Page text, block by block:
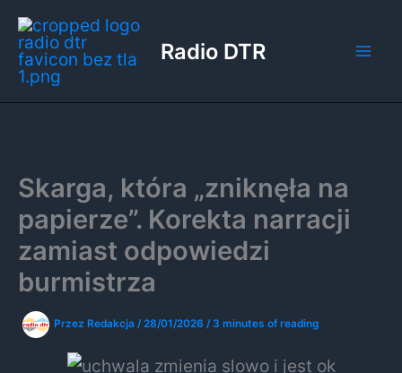
Przejdź
do
treści
Radio DTR
Skarga, która „zniknęła na
papierze”. Korekta narracji
zamiast odpowiedzi
burmistrza
Przez Redakcja /28/01/2026 / 3 minutes of reading